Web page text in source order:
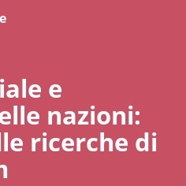
e
nazioni:
ricerche di